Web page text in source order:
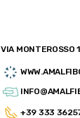
VIA MONTEROSSO 1
+39 333